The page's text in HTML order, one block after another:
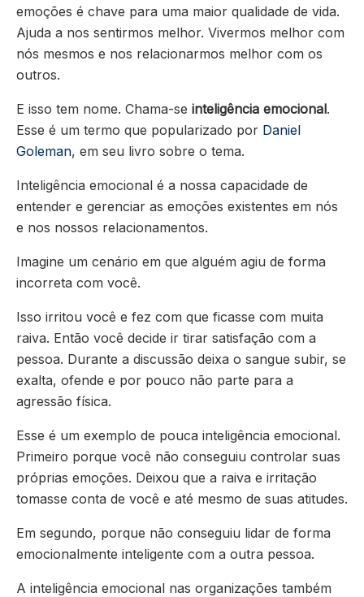
emoções é chave para uma maior qualidade de vida.
Ajuda a nos sentirmos melhor. Vivermos melhor com
nós mesmos e nos relacionarmos melhor com os
outros.
E isso tem nome. Chama-se inteligência emocional.
Esse é um termo que popularizado por Daniel
Goleman, em seu livro sobre o tema.
Inteligência emocional é a nossa capacidade de
entender e gerenciar as emoções existentes em nós
e nos nossos relacionamentos.
Imagine um cenário em que alguém agiu de forma
incorreta com você.
Isso irritou você e fez com que ficasse com muita
raiva. Então você decide ir tirar satisfação com a
pessoa. Durante a discussão deixa o sangue subir, se
exalta, ofende e por pouco não parte para a
agressão física.
Esse é um exemplo de pouca inteligência emocional.
Primeiro porque você não conseguiu controlar suas
próprias emoções. Deixou que a raiva e irritação
tomasse conta de você e até mesmo de suas atitudes.
Em segundo, porque não conseguiu lidar de forma
emocionalmente inteligente com a outra pessoa.
A inteligência emocional nas organizações também